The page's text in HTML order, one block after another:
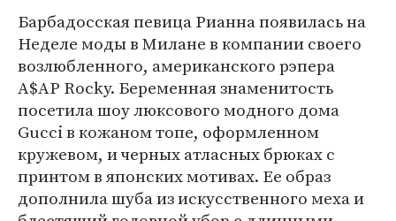
Барбадосская певица Рианна появилась на
Неделе моды в Милане в компании своего
возлюбленного, американского рэпера
A$AP Rocky. Беременная знаменитость
посетила шоу люксового модного дома
Gucci в кожаном топе, оформленном
кружевом, и черных атласных брюках с
принтом в японских мотивах. Ее образ
дополнила шуба из искусственного меха и